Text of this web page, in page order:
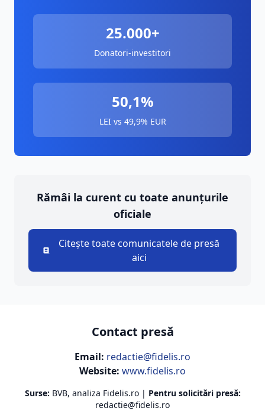
25.000+
Donatori-investitori
50,1%
LEI vs 49,9% EUR
Rămâi la curent cu toate anunțurile
oficiale
Citește toate comunicatele de presă
aici
Contact presă
Email: redactie@fidelis.ro
Website: www.fidelis.ro
Surse: BVB, analiza Fidelis.ro | Pentru solicitări presă:
redactie@fidelis.ro